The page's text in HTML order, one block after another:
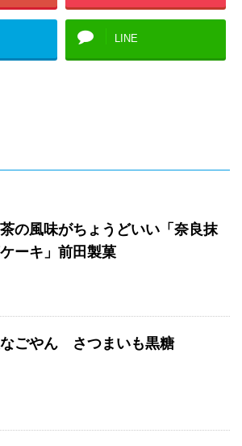
LINE
の風味がちょうどいい「奈良抹
ーキ」前田製菓
ごやん さつまいも黒糖